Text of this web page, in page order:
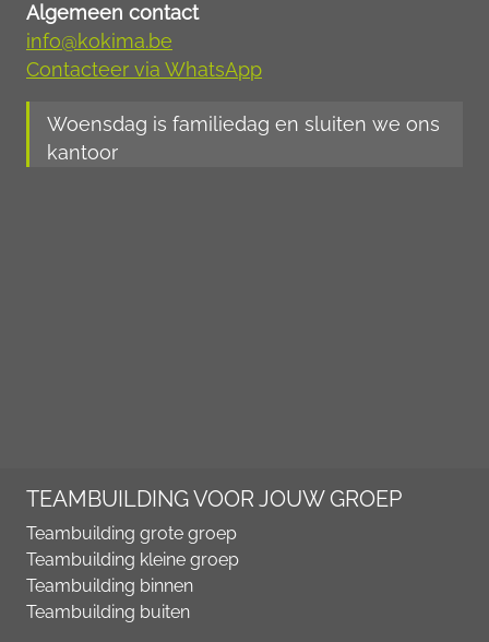
Algemeen contact
info@kokima.be
Contacteer via WhatsApp
Woensdag is familiedag en sluiten we ons
kantoor
TEAMBUILDING VOOR JOUW GROEP
Teambuilding grote groep
Teambuilding kleine groep
Teambuilding binnen
Teambuilding buiten